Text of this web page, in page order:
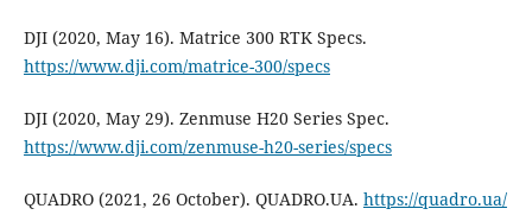
DJI (2020, May 16). Matrice 300 RTK Specs.
https://www.dji.com/matrice-300/specs
DJI (2020, May 29). Zenmuse H20 Series Spec.
https://www.dji.com/zenmuse-h20-series/specs
QUADRO (2021, 26 October). QUADRO.UA. https://quadro.ua/